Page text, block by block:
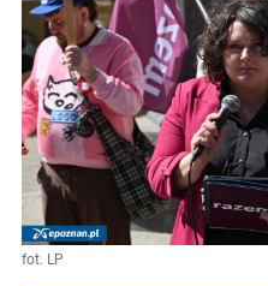
fot. LP